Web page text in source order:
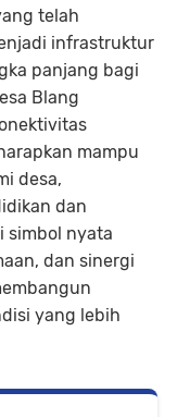
telah
infrastruktur
panjang bagi
Blang
mampu
desa,
dan
simbol nyata
dan sinergi
yang lebih